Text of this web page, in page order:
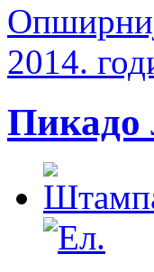
2014.
Пикадо